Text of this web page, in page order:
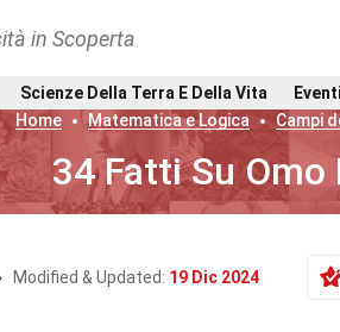
in Scoperta
Scienze Della Terra E Della Vita Eventi
Home
Matematica e Logica Campi
34 Fatti Su Omo
Modified & Updated: 19 Dic 2024